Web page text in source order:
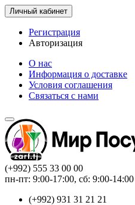
Личный кабинет
Регистрация
Авторизация
О нас
Информация о доставке
Условия соглашения
Связаться с нами
(+992) 555 33 00 00
пн-пт: 9:00-17:00, сб: 9:00-14:00
(+992) 931 31 21 21